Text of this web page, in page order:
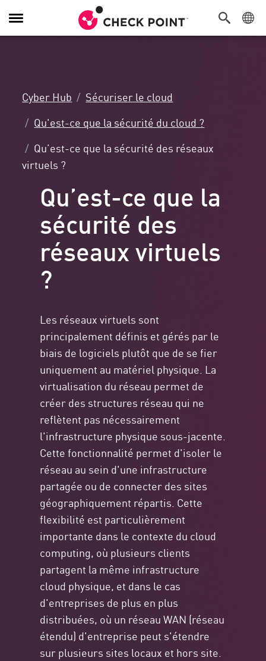
Navigation
dans
Cyber Hub
Sécuriser le cloud
Qu'est-ce que la sécurité du cloud ?
Qu’est-ce que la sécurité des réseaux
virtuels ?
Qu’est-ce que la
sécurité des
réseaux virtuels
?
Les réseaux virtuels sont
principalement définis et gérés par le
biais de logiciels plutôt que de se fier
uniquement au matériel physique. La
virtualisation du réseau permet de
créer des structures réseau qui ne
reflètent pas nécessairement
l'infrastructure physique sous-jacente.
Cette fonctionnalité permet d'isoler le
réseau au sein d'une infrastructure
partagée ou de connecter des sites
géographiquement répartis. Cette
flexibilité est particulièrement
importante dans le contexte du cloud
computing, où plusieurs clients
partagent la même infrastructure
cloud physique, et dans le cas
d'entreprises de plus en plus
distribuées, où un réseau WAN (réseau
étendu) d'entreprise peut s'étendre
sur plusieurs sites locaux et hors site.